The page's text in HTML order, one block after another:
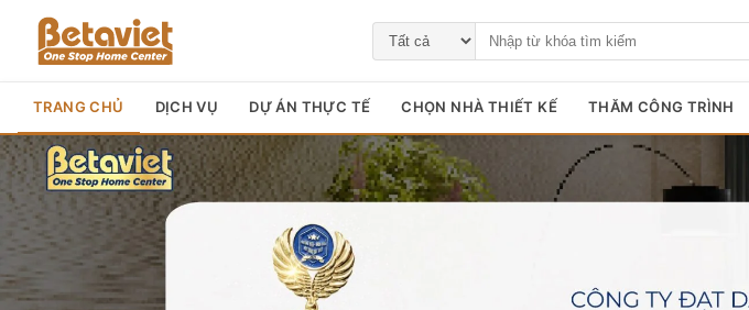
TRANG CHỦ DỊCH VỤ DỰ ÁN THỰC TẾ CHỌN NHÀ THIẾT KẾ THĂM CÔNG TRÌNH